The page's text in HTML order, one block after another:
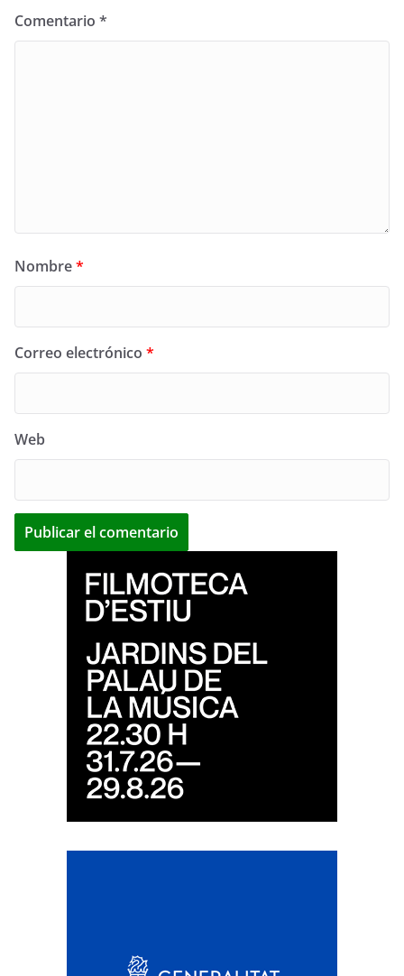
Comentario *
Nombre*
Correo electrónico *
Web